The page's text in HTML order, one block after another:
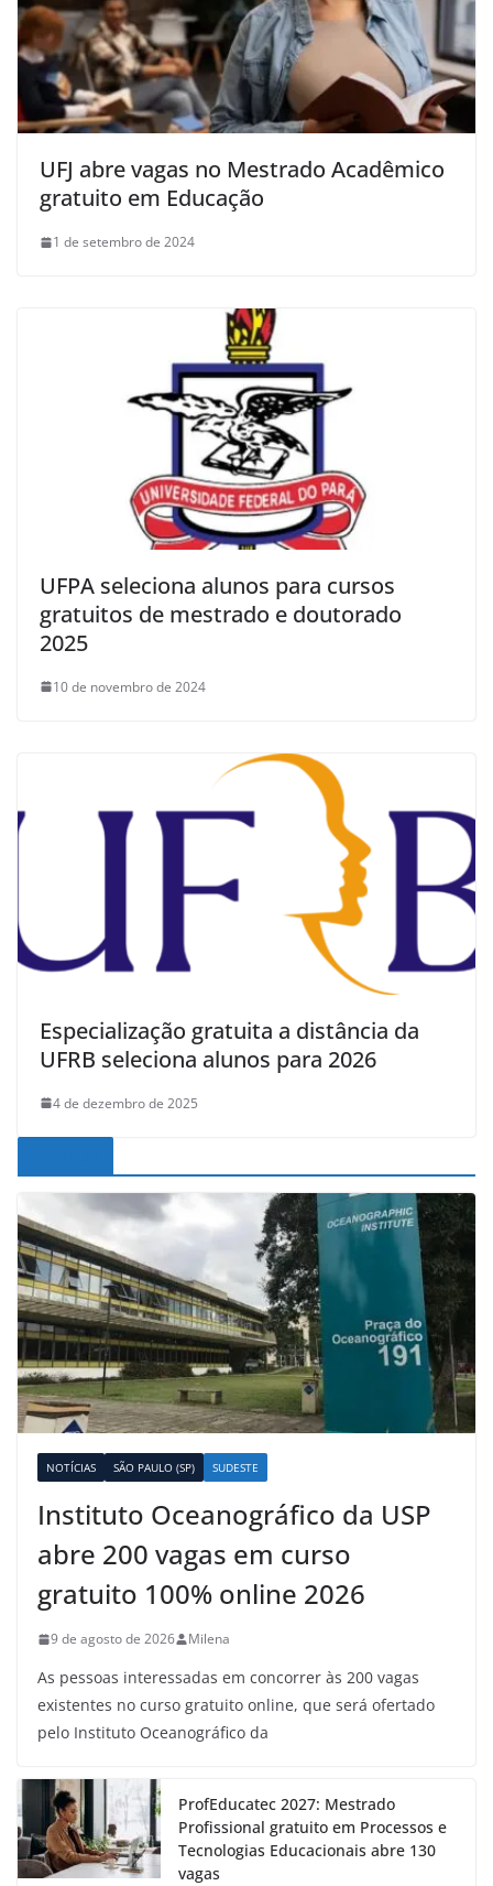
UFJ abre vagas no Mestrado Acadêmico
gratuito em Educação
1 de setembro de 2024
UFPA seleciona alunos para cursos
gratuitos de mestrado e doutorado
2025
10 de novembro de 2024
Especialização gratuita a distância da
UFRB seleciona alunos para 2026
4 de dezembro de 2025
NOTÍCIAS SÃO PAULO (SP) SUDESTE
Instituto Oceanográfico da USP
abre 200 vagas em curso
gratuito 100% online 2026
9 de agosto de 2026 Milena
As pessoas interessadas em concorrer às 200 vagas
existentes no curso gratuito online, que será ofertado
pelo Instituto Oceanográfico da
ProfEducatec 2027: Mestrado
Profissional gratuito em Processos e
Tecnologias Educacionais abre 130
vagas